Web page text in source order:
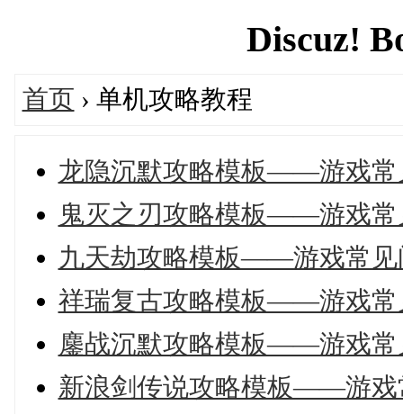
Discuz!
首页 › 单机攻略教程
龙隐沉默攻略模板——游戏
鬼灭之刃攻略模板——游戏
九天劫攻略模板——游戏常
祥瑞复古攻略模板——游戏
鏖战沉默攻略模板——游戏
新浪剑传说攻略模板——游